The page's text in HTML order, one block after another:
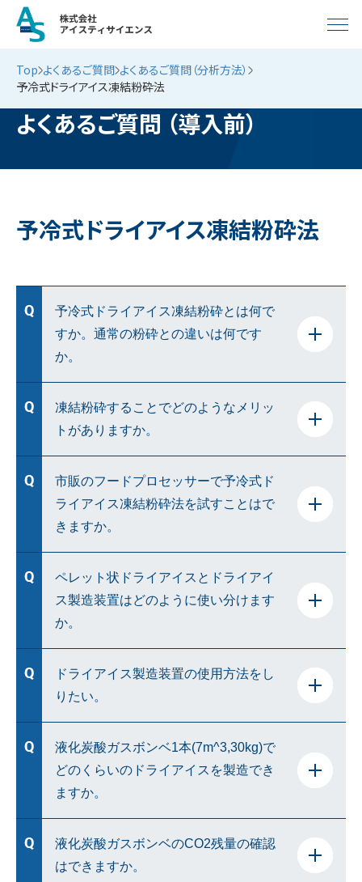
Top よくあるご質問 よくあるご質問（分析方法）
予冷式ドライアイス凍結粉砕法
よくあるご質問 （導入前）
予冷式ドライアイス凍結粉砕法
予冷式ドライアイス凍結粉砕とは何で
すか。通常の粉砕との違いは何です
か。
試料粉砕時にドライアイスとサンプルを一緒に粉
砕することで、低温状態でサンプルを粉砕する手
法です。
凍結粉砕することでどのようなメリッ
トがありますか。
非常に細かく粉砕することができ、通常の粉砕で
は難しい試料も粉砕可能です。
低温状態で粉砕するため、酵素活性を抑えたまま
粉砕することができます。
また、熱が発生しないので、サンプルの熱変性や
市販のフードプロセッサーで予冷式ド
ライアイス凍結粉砕法を試すことはで
きますか。
市販品で予冷式ドライアイス凍結粉砕法は出来
ません。
ドライアイスは粉砕時に一気に気化し体積が膨
張するため、排気穴のない粉砕機を使用すると蓋
やカッターの刃が外れて大変危険ですので絶対
ペレット状ドライアイスとドライアイ
ス製造装置はどのように使い分けます
か。
操作性はペレット状ドライアイスの方がよいため、
あらかじめ粉砕の予定がある・1回に複数のサン
プルを粉砕する場合はペレット状ドライアイスの
使用をお勧めします。
直近まで予定がわからない・粉砕するサンプルが
勧めします。
ドライアイス製造装置の使用方法をし
りたい。
必ずサイフォン式液化炭酸ガスボンベに直接接
続してください。
通常の炭酸ガスボンベではドライアイスの製造は
出来ません。
液化炭酸ガスボンベ1本(7m^3,30kg)で
どのくらいのドライアイスを製造でき
ますか。
約3-4kg程度の製造が可能です。
液化炭酸ガスボンベのCO2残量の確認
はできますか。